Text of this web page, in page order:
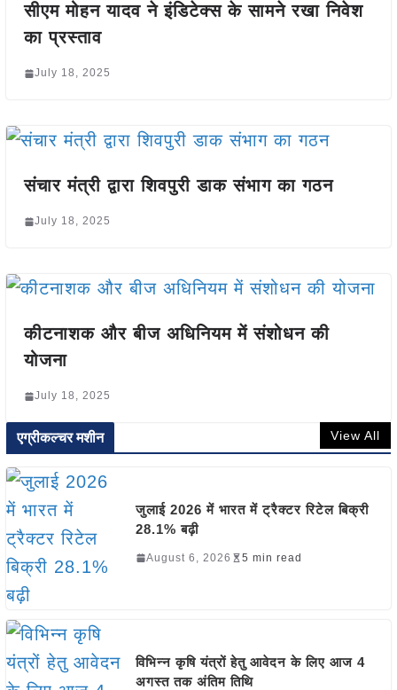
सीएम मोहन यादव ने इंडिटेक्स के सामने रखा निवेश
का प्रस्ताव
July 18, 2025
संचार मंत्री द्वारा शिवपुरी डाक संभाग का गठन
July 18, 2025
कीटनाशक और बीज अधिनियम में संशोधन की
योजना
July 18, 2025
एग्रीकल्चर मशीन View All
जुलाई 2026 में भारत में ट्रैक्टर रिटेल बिक्री
28.1% बढ़ी
August 6, 2026 5 min read
विभिन्न कृषि यंत्रों हेतु आवेदन के लिए आज 4
अगस्त तक अंतिम तिथि